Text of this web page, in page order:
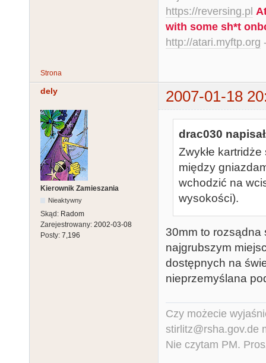
https://reversing.pl
with some sh*t
http://atari.myftp.org
Strona
dely 2007-01-18
Kierownik Zamieszania
Nieaktywny
Skąd: Radom
Zarejestrowany: 2002-03-08
Posty: 7,196
drac030
Zwykłe
między
wchodzić na
wysokości).
30mm to rozsądna
najgrubszym
dostępnych na
nieprzemyślana
Czy możecie
stirlitz@rsha.gov.de
Nie czytam PM.